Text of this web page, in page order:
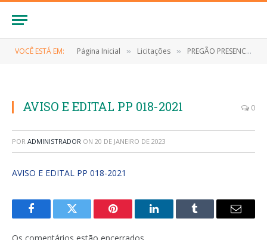
VOCÊ ESTÁ EM: Página Inicial » Licitações » PREGÃO PRESENCIAL Nº 018/2021-SRP (EVENTUAL CONTRATAÇÃO DE EMPRESA ESPECIALIZADA NO FORNECIMENTO DE MATERIAIS DE LIMPEZA E HIGIENE PESSOAL, DE INTERESSE DA SECRETARIA MUNICIPAL DE ADMINISTRAÇÃO DE ANAPURUS/MA)
AVISO E EDITAL PP 018-2021 0
POR ADMINISTRADOR ON 20 DE JANEIRO DE 2023
AVISO E EDITAL PP 018-2021
FacebookTwitter Pinterest LinkedInTumblr
E-